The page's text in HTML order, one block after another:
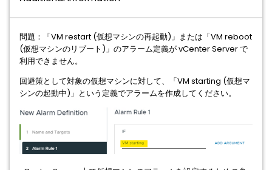
問題：「VM restart (仮想マシンの再起動)」または「VM reboot
(仮想マシンのリブート)」のアラーム定義が vCenter Server で
利用できません。
回避策として対象の仮想マシンに対して、「VM starting (仮想マ
シンの起動中)」という定義でアラームを作成してください。